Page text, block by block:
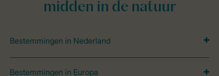
midden in de natuur
Bestemmingen in Nederland
Bestemmingen in Europa